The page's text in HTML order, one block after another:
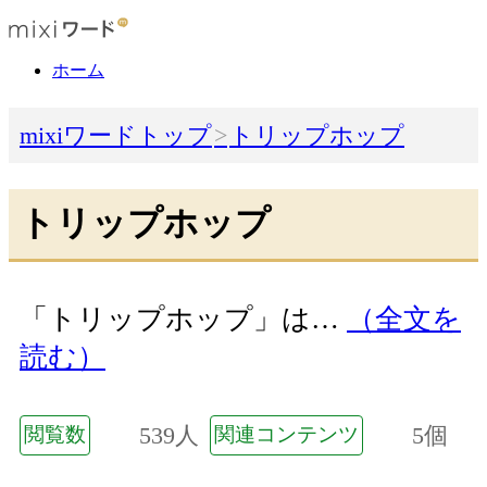
ホーム
mixiワードトップ トリップホップ
トリップホップ
「トリップホップ」は…
（全文を
読む）
閲覧数 539人 関連コンテンツ 5個